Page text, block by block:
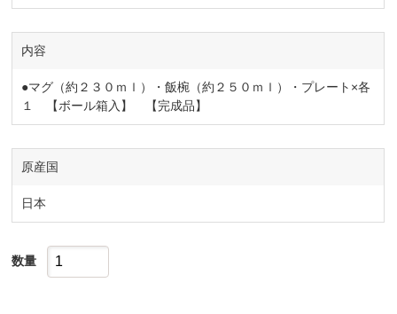
内容
●マグ（約２３０ｍｌ）・飯椀（約２５０ｍｌ）・プレート×各
１ 【ボール箱入】 【完成品】
原産国
日本
数量